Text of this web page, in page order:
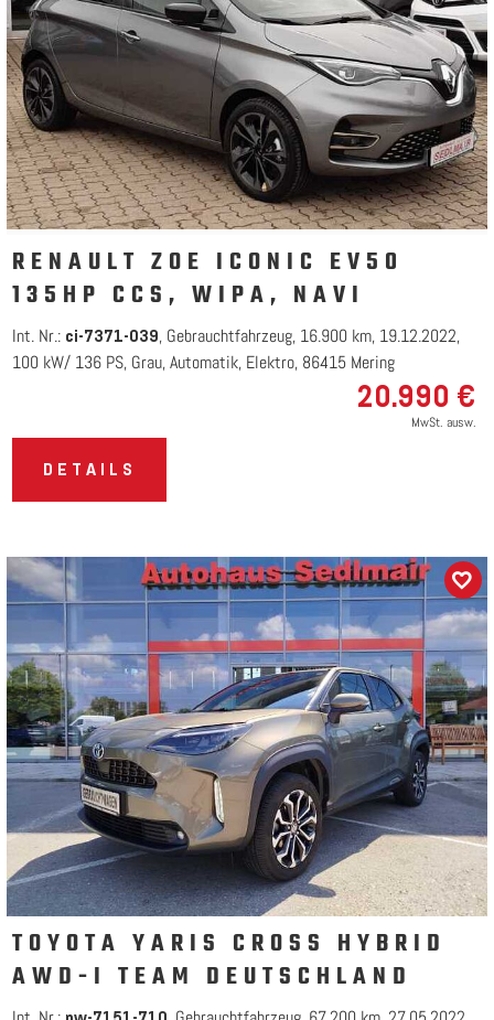
RENAULT ZOE ICONIC EV50
135HP CCS, WIPA, NAVI
Int. Nr.: ci-7371-039 Gebrauchtfahrzeug 16.900 km 19.12.2022
100 kW/ 136 PS Grau Automatik Elektro 86415 Mering
20.990 €
MwSt. ausw.
DETAILS
TOYOTA YARIS CROSS HYBRID
AWD-I TEAM DEUTSCHLAND